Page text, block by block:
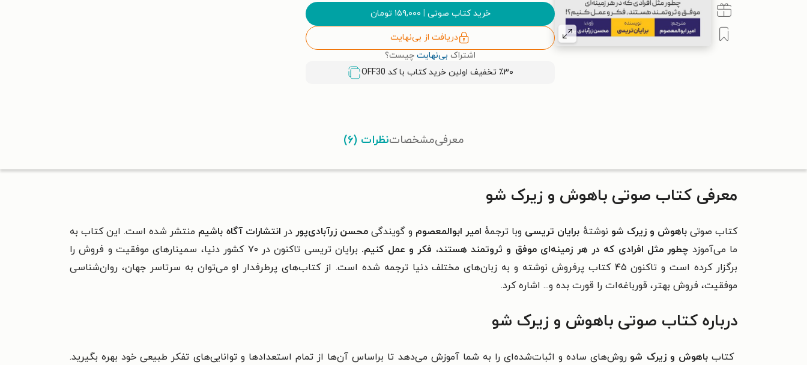
خرید کتاب صوتی | ۱۵۹,۰۰۰ تومان
دریافت از بی‌نهایت
اشتراک بی‌نهایت چیست؟
٪۳۰ تخفیف اولین خرید کتاب با کد
OFF30
معرفیمشخصاتنظرات (۶)
معرفی کتاب صوتی باهوش و زیرک شو
کتاب صوتیباهوش و زیرک شو نوشتهٔ برایان تریسی وبا ترجمهٔ امیر ابوالمعصوم و گویندگیمحسن زرآبادی‌پور در انتشارات آگاه باشیم منتشر شده است. این کتاب به
ما می‌آموزد چطور مثل افرادی که در هر زمینه‌ای موفق و ثروتمند هستند، فکر و عمل کنیم.
برایان تریسی تاکنون در ۷۰ کشور دنیا، سمینارهای موفقیت و فروش را
برگزار کرده است و تاکنون ۴۵ کتاب پرفروش نوشته و به زبان‌های مختلف دنیا ترجمه شده است.
از کتاب‌های پرطرفدار او می‌توان به سرتاسر جهان، روان‌شناسی
موفقیت، فروش بهتر، قورباغه‌ات را قورت بده و... اشاره کرد.
درباره کتاب صوتی باهوش و زیرک شو
کتابباهوش و زیرک شو روش‌های ساده و اثبات‌شده‌ای را به شما آموزش می‌دهد تا براساس آن‌ها از تمام استعداد‌ها و توانایی‌های تفکر طبیعی خود بهره بگیرید.